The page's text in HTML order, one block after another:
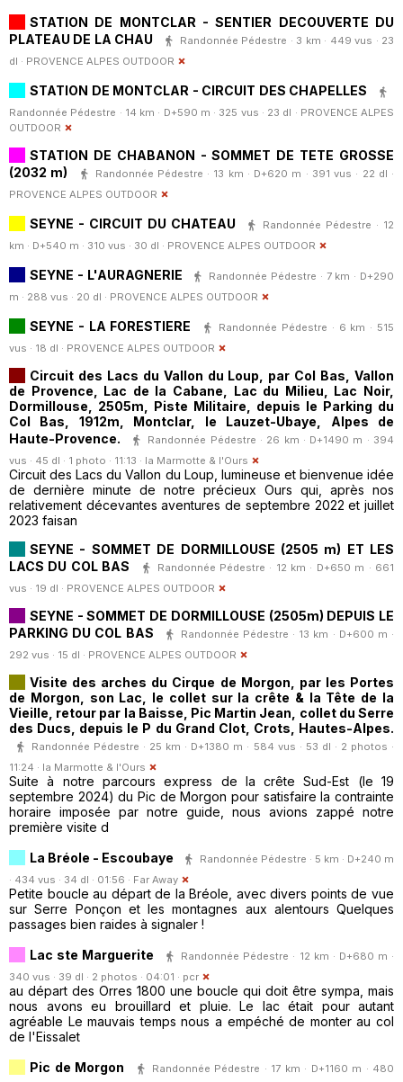
STATION DE MONTCLAR - SENTIER DECOUVERTE DU
PLATEAU DE LA CHAU
Randonnée Pédestre · 3 km · 449 vus · 23
dl · PROVENCE ALPES OUTDOOR
STATION DE MONTCLAR - CIRCUIT DES CHAPELLES
Randonnée Pédestre · 14 km · D+590 m · 325 vus · 23 dl · PROVENCE ALPES
OUTDOOR
STATION DE CHABANON - SOMMET DE TETE GROSSE
(2032 m)
Randonnée Pédestre · 13 km · D+620 m · 391 vus · 22 dl ·
PROVENCE ALPES OUTDOOR
SEYNE - CIRCUIT DU CHATEAU
Randonnée Pédestre · 12
km · D+540 m · 310 vus · 30 dl · PROVENCE ALPES OUTDOOR
SEYNE - L'AURAGNERIE
Randonnée Pédestre · 7 km · D+290
m · 288 vus · 20 dl · PROVENCE ALPES OUTDOOR
SEYNE - LA FORESTIERE
Randonnée Pédestre · 6 km · 515
vus · 18 dl · PROVENCE ALPES OUTDOOR
Circuit des Lacs du Vallon du Loup, par Col Bas, Vallon
de Provence, Lac de la Cabane, Lac du Milieu, Lac Noir,
Dormillouse, 2505m, Piste Militaire, depuis le Parking du
Col Bas, 1912m, Montclar, le Lauzet-Ubaye, Alpes de
Haute-Provence.
Randonnée Pédestre · 26 km · D+1490 m · 394
vus · 45 dl · 1 photo · 11:13 · la Marmotte & l'Ours
Circuit des Lacs du Vallon du Loup, lumineuse et bienvenue idée
de dernière minute de notre précieux Ours qui, après nos
relativement décevantes aventures de septembre 2022 et juillet
2023 faisan
SEYNE - SOMMET DE DORMILLOUSE (2505 m) ET LES
LACS DU COL BAS
Randonnée Pédestre · 12 km · D+650 m · 661
vus · 19 dl · PROVENCE ALPES OUTDOOR
SEYNE - SOMMET DE DORMILLOUSE (2505m) DEPUIS LE
PARKING DU COL BAS
Randonnée Pédestre · 13 km · D+600 m ·
292 vus · 15 dl · PROVENCE ALPES OUTDOOR
Visite des arches du Cirque de Morgon, par les Portes
de Morgon, son Lac, le collet sur la crête & la Tête de la
Vieille, retour par la Baisse, Pic Martin Jean, collet du Serre
des Ducs, depuis le P du Grand Clot, Crots, Hautes-Alpes.
Randonnée Pédestre · 25 km · D+1380 m · 584 vus · 53 dl · 2 photos ·
11:24 · la Marmotte & l'Ours
Suite à notre parcours express de la crête Sud-Est (le 19
septembre 2024) du Pic de Morgon pour satisfaire la contrainte
horaire imposée par notre guide, nous avions zappé notre
première visite d
La Bréole - Escoubaye
Randonnée Pédestre · 5 km · D+240 m
· 434 vus · 34 dl · 01:56 · Far Away
Petite boucle au départ de la Bréole, avec divers points de vue
sur Serre Ponçon et les montagnes aux alentours Quelques
passages bien raides à signaler !
Lac ste Marguerite
Randonnée Pédestre · 12 km · D+680 m ·
340 vus · 39 dl · 2 photos · 04:01 · pcr
au départ des Orres 1800 une boucle qui doit être sympa, mais
nous avons eu brouillard et pluie. Le lac était pour autant
agréable Le mauvais temps nous a empéché de monter au col
de l'Eissalet
Pic de Morgon
Randonnée Pédestre · 17 km · D+1160 m · 480